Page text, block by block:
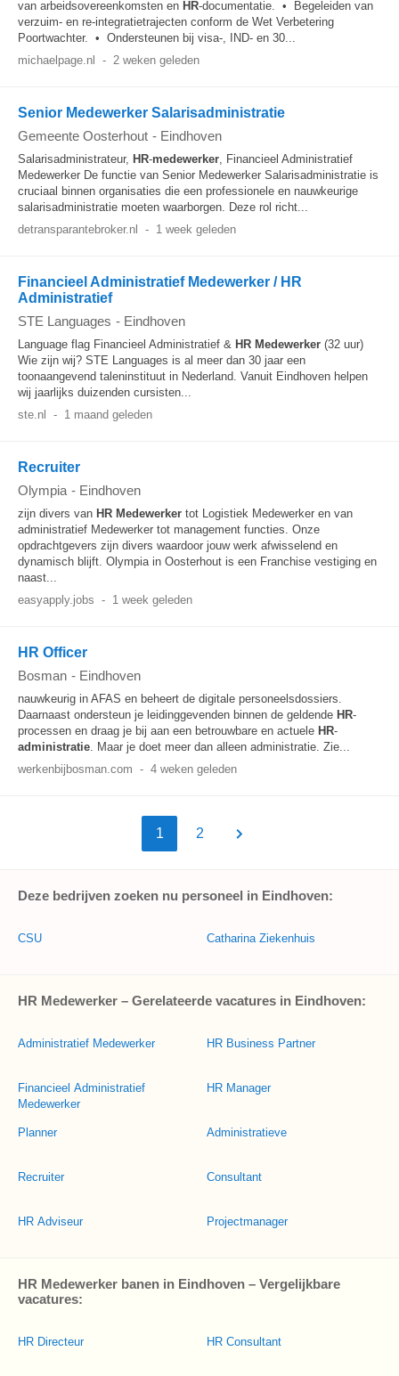
van arbeidsovereenkomsten en HR-documentatie. • Begeleiden van
verzuim- en re-integratietrajecten conform de Wet Verbetering
Poortwachter. • Ondersteunen bij visa-, IND- en 30...
michaelpage.nl
- 2 weken geleden
Senior Medewerker Salarisadministratie
Gemeente Oosterhout - Eindhoven
Salarisadministrateur, HR-medewerker, Financieel Administratief
Medewerker De functie van Senior Medewerker Salarisadministratie is
cruciaal binnen organisaties die een professionele en nauwkeurige
salarisadministratie moeten waarborgen. Deze rol richt...
detransparantebroker.nl
- 1 week geleden
Financieel Administratief Medewerker / HR
Administratief
STE Languages - Eindhoven
Language flag Financieel Administratief & HR Medewerker (32 uur)
Wie zijn wij? STE Languages is al meer dan 30 jaar een
toonaangevend taleninstituut in Nederland. Vanuit Eindhoven helpen
wij jaarlijks duizenden cursisten...
ste.nl
- 1 maand geleden
Recruiter
Olympia - Eindhoven
zijn divers van HR Medewerker tot Logistiek Medewerker en van
administratief Medewerker tot management functies. Onze
opdrachtgevers zijn divers waardoor jouw werk afwisselend en
dynamisch blijft. Olympia in Oosterhout is een Franchise vestiging en
naast...
easyapply.jobs - 1 week geleden
HR Officer
Bosman - Eindhoven
nauwkeurig in AFAS en beheert de digitale personeelsdossiers.
Daarnaast ondersteun je leidinggevenden binnen de geldende HR-
processen en draag je bij aan een betrouwbare en actuele HR-
administratie. Maar je doet meer dan alleen administratie. Zie...
werkenbijbosman.com - 4 weken geleden
1 2
Deze bedrijven zoeken nu personeel in Eindhoven:
CSU Catharina Ziekenhuis
HR Medewerker – Gerelateerde vacatures in Eindhoven:
Administratief Medewerker
Financieel Administratief
Medewerker
Planner
Recruiter
HR Adviseur
HR Business Partner
HR Manager
Administratieve
Consultant
Projectmanager
HR Medewerker banen in Eindhoven – Vergelijkbare
vacatures:
HR Directeur HR Consultant